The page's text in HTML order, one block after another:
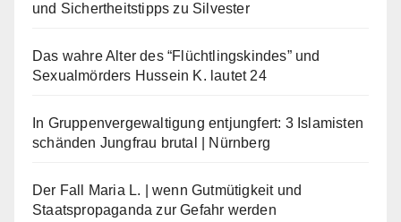
und Sichertheitstipps zu Silvester
Das wahre Alter des “Flüchtlingskindes” und
Sexualmörders Hussein K. lautet 24
In Gruppenvergewaltigung entjungfert: 3 Islamisten
schänden Jungfrau brutal | Nürnberg
Der Fall Maria L. | wenn Gutmütigkeit und
Staatspropaganda zur Gefahr werden